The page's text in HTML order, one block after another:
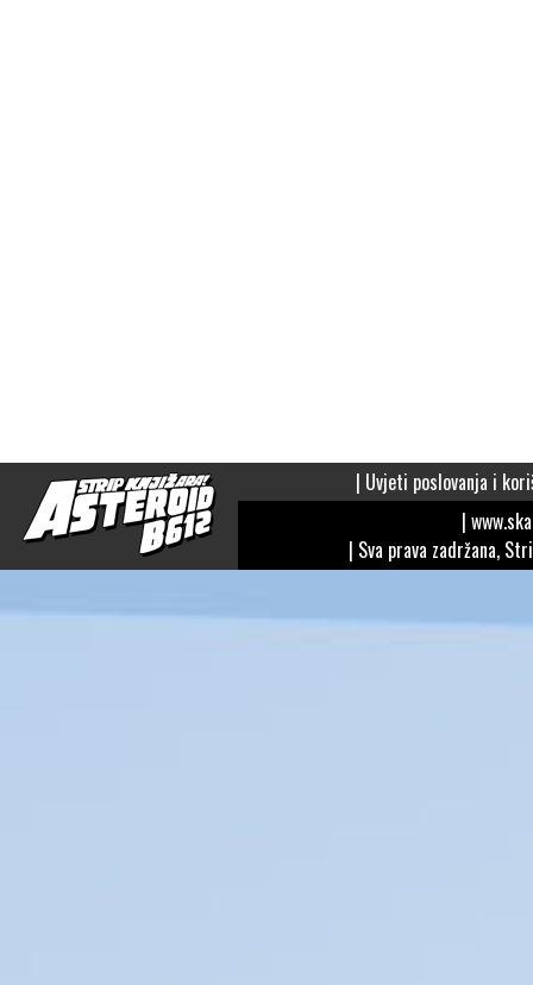
| Uvjeti poslovanja i
|
| Sva prava zadržana,